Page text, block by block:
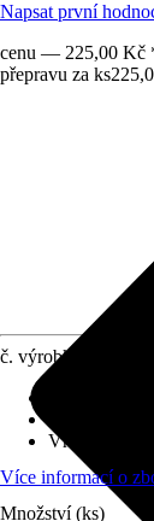
Napsat první
cenu — 225,00 Kč
přepravu za ks
č. výrobku
Vhodné pro
Více informací o
Množství (ks)